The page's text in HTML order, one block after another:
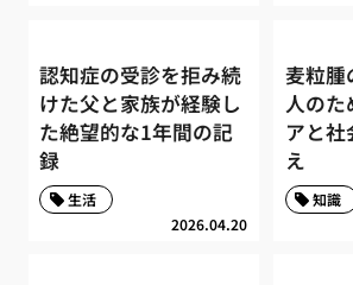
認知症の受診を拒み続
けた父と家族が経験し
た絶望的な1年間の記
録
2026.04.20
生活
麦粒腫
人のた
アと
え
知識